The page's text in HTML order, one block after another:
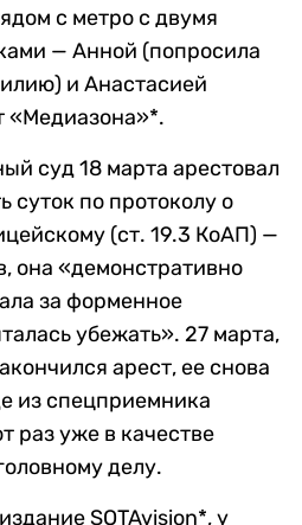
с метро с двумя
— Анной (попросила
и Анастасией
«Медиазона»*.
суд 18 марта арестовал
суток по протоколу о
(ст. 19.3 КоАП) —
она «демонстративно
за форменное
убежать». 27 марта,
арест, ее снова
из спецприемника
раз уже в качестве
делу.
SOTAvision*, у